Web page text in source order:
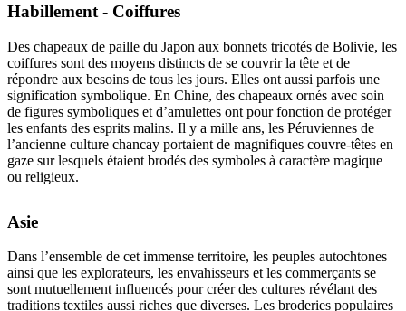
Habillement - Coiffures
Des chapeaux de paille du Japon aux bonnets tricotés de Bolivie, les
coiffures sont des moyens distincts de se couvrir la tête et de
répondre aux besoins de tous les jours. Elles ont aussi parfois une
signification symbolique. En Chine, des chapeaux ornés avec soin
de figures symboliques et d’amulettes ont pour fonction de protéger
les enfants des esprits malins. Il y a mille ans, les Péruviennes de
l’ancienne culture chancay portaient de magnifiques couvre-têtes en
gaze sur lesquels étaient brodés des symboles à caractère magique
ou religieux.
Asie
Dans l’ensemble de cet immense territoire, les peuples autochtones
ainsi que les explorateurs, les envahisseurs et les commerçants se
sont mutuellement influencés pour créer des cultures révélant des
traditions textiles aussi riches que diverses. Les broderies populaires